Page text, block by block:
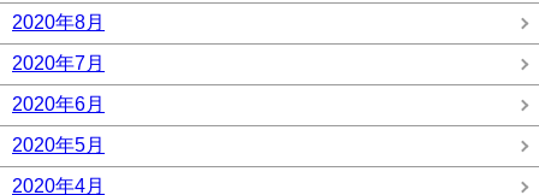
2020年8月
2020年7月
2020年6月
2020年5月
2020年4月